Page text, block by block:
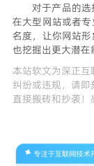
对于产品的选
在大型网站或者
名度，让你网站形
也挖掘出更大潜在
本站软文为深正互
纠纷或违规，请
直接搬砖和抄袭！